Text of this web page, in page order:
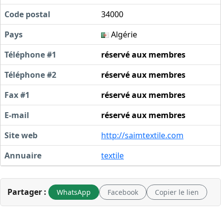
Code postal
34000
Pays
Algérie
Téléphone #1
réservé aux membres
Téléphone #2
réservé aux membres
Fax #1
réservé aux membres
E-mail
réservé aux membres
Site web
http://saimtextile.com
Annuaire
textile
Partager : WhatsApp Facebook Copier le lien